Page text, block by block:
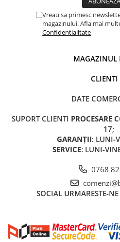
Incarcatoare
Toate accesoriile la Triciclete
Masina Electrica Arora
Masina Electrica 2 Locuri fara
Scutere Electrice
Cu Pedale
Vreau sa primesc
magazinului. Afla mai
Confidentialitate
MAGAZINUL
CLIENTI
DATE
SUPORT CLIENTI PROCESARE
17;
GARANȚII: LUNI-
SERVICE: LUNI-
0768
SOCIAL URMARESTE-